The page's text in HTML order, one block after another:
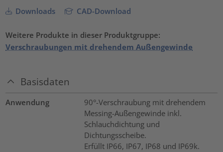
Downloads CAD-Download
Weitere Produkte in dieser Produktgruppe:
Verschraubungen mit drehendem Außengewinde
Basisdaten
Anwendung
90°-Verschraubung mit drehendem
Messing-Außengewinde inkl.
Schlauchdichtung und
Dichtungsscheibe.
Erfüllt IP66, IP67, IP68 und IP69k.